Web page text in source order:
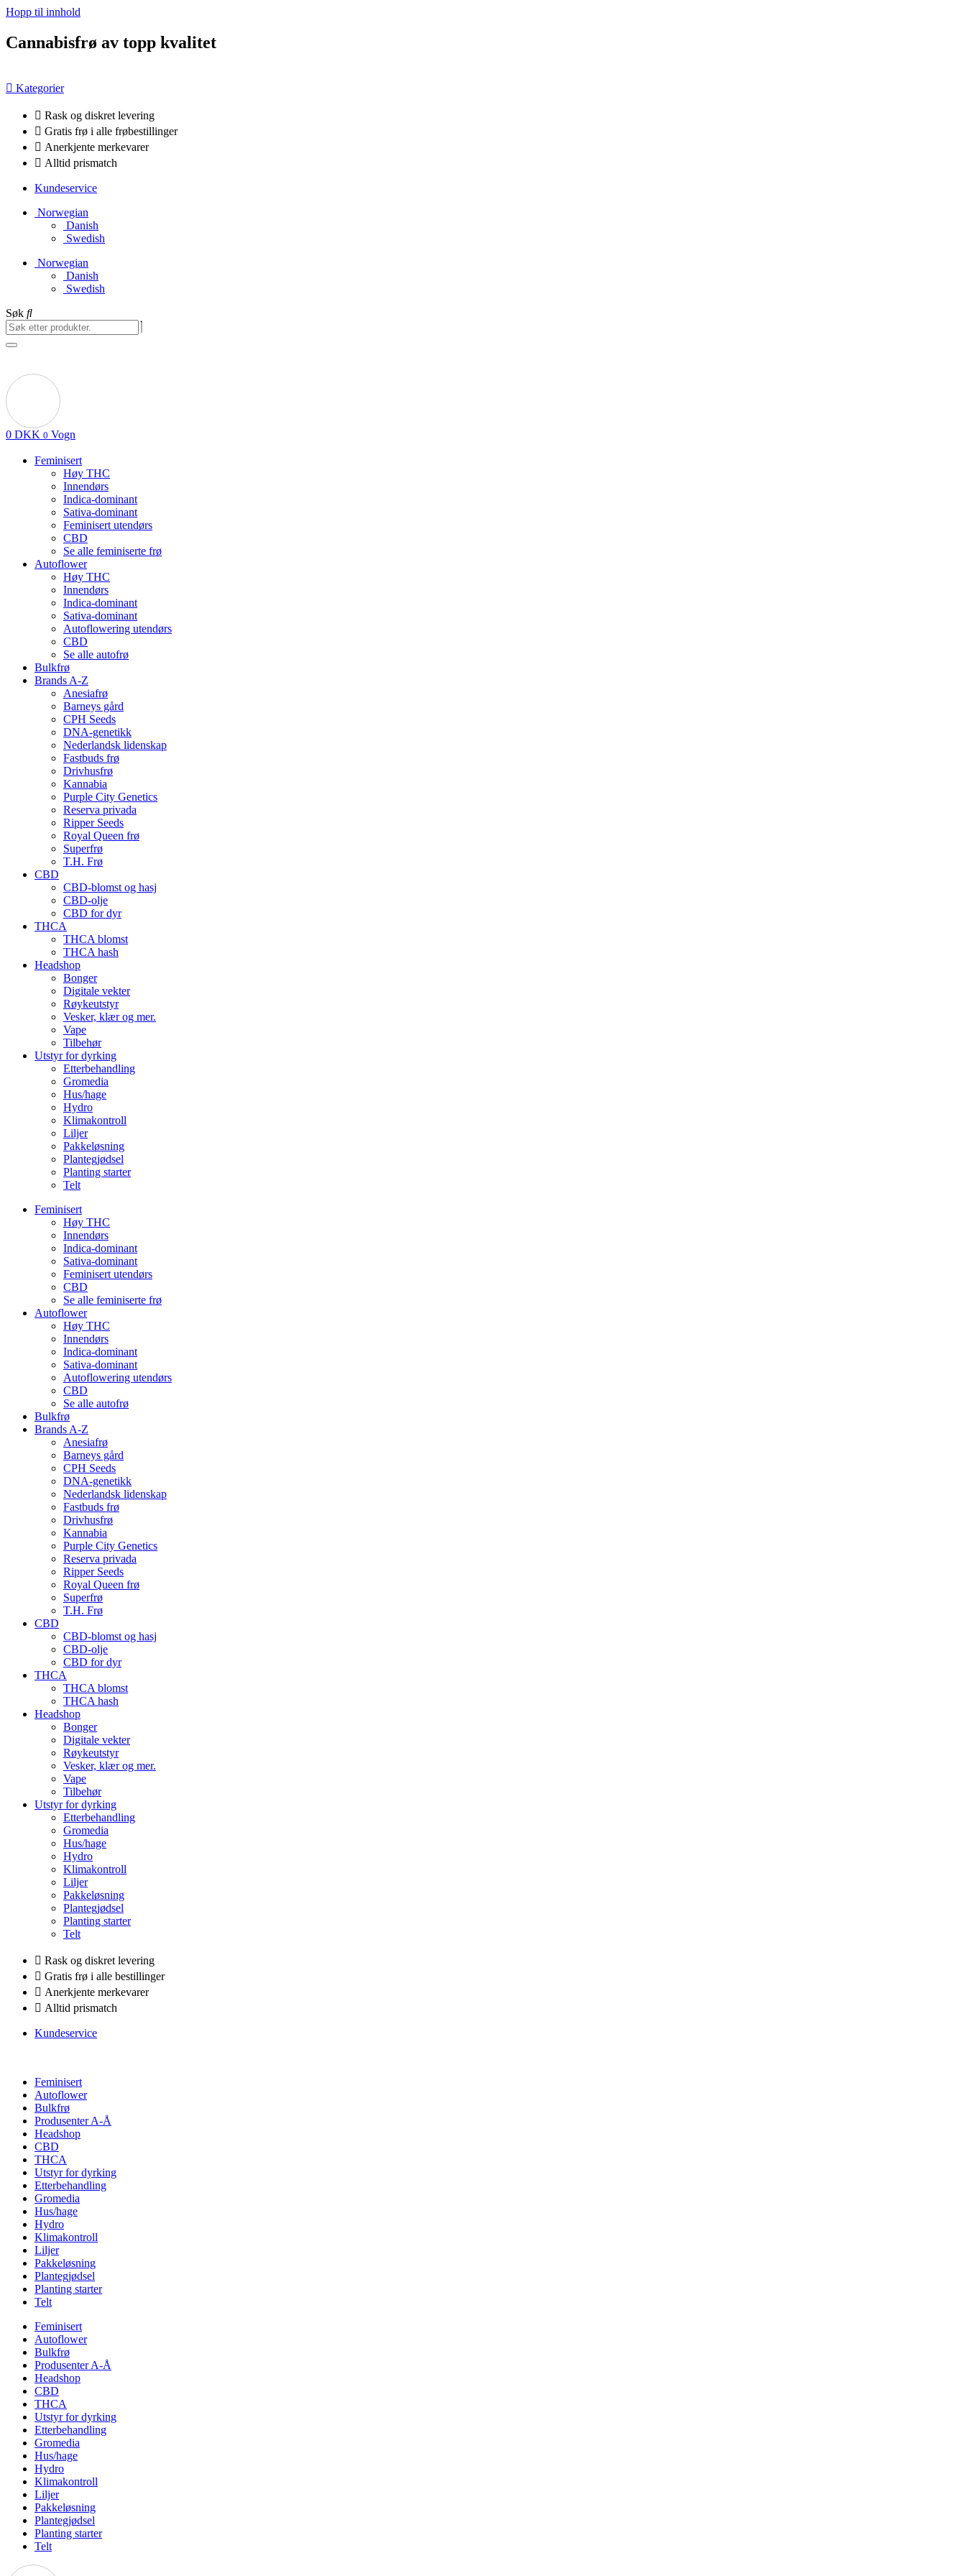
Hopp til innhold
Cannabisfrø av topp kvalitet
Kategorier
Rask og diskret levering
Gratis frø i alle frøbestillinger
Anerkjente merkevarer
Alltid prismatch
Kundeservice
Norwegian
Danish
Swedish
Norwegian
Danish
Swedish
Søk
0 DKK 0 Vogn
Feminisert
Høy THC
Innendørs
Indica-dominant
Sativa-dominant
Feminisert utendørs
CBD
Se alle feminiserte frø
Autoflower
Høy THC
Innendørs
Indica-dominant
Sativa-dominant
Autoflowering utendørs
CBD
Se alle autofrø
Bulkfrø
Brands A-Z
Anesiafrø
Barneys gård
CPH Seeds
DNA-genetikk
Nederlandsk lidenskap
Fastbuds frø
Drivhusfrø
Kannabia
Purple City Genetics
Reserva privada
Ripper Seeds
Royal Queen frø
Superfrø
T.H. Frø
CBD
CBD-blomst og hasj
CBD-olje
CBD for dyr
THCA
THCA blomst
THCA hash
Headshop
Bonger
Digitale vekter
Røykeutstyr
Vesker, klær og mer.
Vape
Tilbehør
Utstyr for dyrking
Etterbehandling
Gromedia
Hus/hage
Hydro
Klimakontroll
Liljer
Pakkeløsning
Plantegjødsel
Planting starter
Telt
Feminisert
Høy THC
Innendørs
Indica-dominant
Sativa-dominant
Feminisert utendørs
CBD
Se alle feminiserte frø
Autoflower
Høy THC
Innendørs
Indica-dominant
Sativa-dominant
Autoflowering utendørs
CBD
Se alle autofrø
Bulkfrø
Brands A-Z
Anesiafrø
Barneys gård
CPH Seeds
DNA-genetikk
Nederlandsk lidenskap
Fastbuds frø
Drivhusfrø
Kannabia
Purple City Genetics
Reserva privada
Ripper Seeds
Royal Queen frø
Superfrø
T.H. Frø
CBD
CBD-blomst og hasj
CBD-olje
CBD for dyr
THCA
THCA blomst
THCA hash
Headshop
Bonger
Digitale vekter
Røykeutstyr
Vesker, klær og mer.
Vape
Tilbehør
Utstyr for dyrking
Etterbehandling
Gromedia
Hus/hage
Hydro
Klimakontroll
Liljer
Pakkeløsning
Plantegjødsel
Planting starter
Telt
Rask og diskret levering
Gratis frø i alle bestillinger
Anerkjente merkevarer
Alltid prismatch
Kundeservice
Feminisert
Autoflower
Bulkfrø
Produsenter A-Å
Headshop
CBD
THCA
Utstyr for dyrking
Etterbehandling
Gromedia
Hus/hage
Hydro
Klimakontroll
Liljer
Pakkeløsning
Plantegjødsel
Planting starter
Telt
Feminisert
Autoflower
Bulkfrø
Produsenter A-Å
Headshop
CBD
THCA
Utstyr for dyrking
Etterbehandling
Gromedia
Hus/hage
Hydro
Klimakontroll
Liljer
Pakkeløsning
Plantegjødsel
Planting starter
Telt